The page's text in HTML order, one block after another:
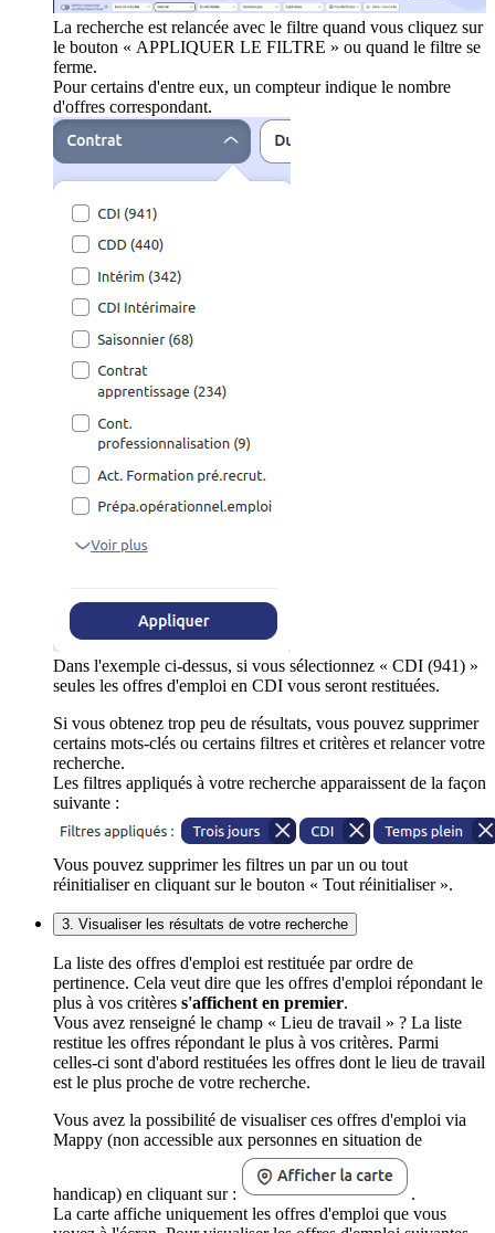
La recherche est relancée avec le filtre quand vous cliquez sur
le bouton « APPLIQUER LE FILTRE » ou quand le filtre se
ferme.
Pour certains d'entre eux, un compteur indique le nombre
d'offres correspondant.
Dans l'exemple ci-dessus, si vous sélectionnez « CDI (941) »
seules les offres d'emploi en CDI vous seront restituées.
Si vous obtenez trop peu de résultats, vous pouvez supprimer
certains mots-clés ou certains filtres et critères et relancer votre
recherche.
Les filtres appliqués à votre recherche apparaissent de la façon
suivante :
Vous pouvez supprimer les filtres un par un ou tout
réinitialiser en cliquant sur le bouton « Tout réinitialiser ».
3. Visualiser les résultats de votre recherche
La liste des offres d'emploi est restituée par ordre de
pertinence. Cela veut dire que les offres d'emploi répondant le
plus à vos critères s'affichent en premier.
Vous avez renseigné le champ « Lieu de travail » ? La liste
restitue les offres répondant le plus à vos critères. Parmi
celles-ci sont d'abord restituées les offres dont le lieu de travail
est le plus proche de votre recherche.
Vous avez la possibilité de visualiser ces offres d'emploi via
Mappy (non accessible aux personnes en situation de
handicap) en cliquant sur :
.
La carte affiche uniquement les offres d'emploi que vous